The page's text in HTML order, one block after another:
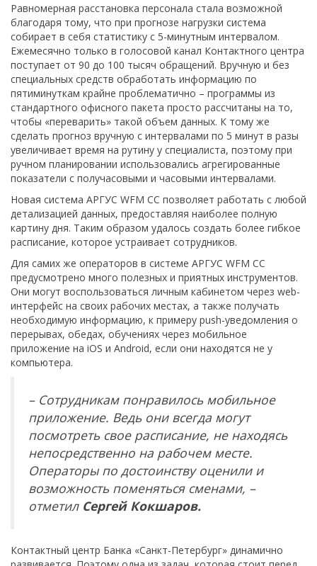
Равномерная расстановка персонала стала возможной
благодаря тому, что при прогнозе нагрузки система
собирает в себя статистику с 5-минутным интервалом.
Ежемесячно только в голосовой канал Контактного центра
поступает от 90 до 100 тысяч обращений. Вручную и без
специальных средств обработать информацию по
пятиминуткам крайне проблематично – программы из
стандартного офисного пакета просто рассчитаны на то,
чтобы «переварить» такой объем данных. К тому же
сделать прогноз вручную с интервалами по 5 минут в разы
увеличивает время на рутину у специалиста, поэтому при
ручном планировании использовались агрегированные
показатели с получасовыми и часовыми интервалами.
Новая система АРГУС WFM CC позволяет работать с любой
детализацией данных, предоставляя наиболее полную
картину дня. Таким образом удалось создать более гибкое
расписание, которое устраивает сотрудников.
Для самих же операторов в системе АРГУС WFM CC
предусмотрено много полезных и приятных инструментов.
Они могут воспользоваться личным кабинетом через web-
интерфейс на своих рабочих местах, а также получать
необходимую информацию, к примеру push-уведомления о
перерывах, обедах, обучениях через мобильное
приложение на iOS и Android, если они находятся не у
компьютера.
– Сотрудникам понравилось мобильное
приложение. Ведь они всегда могут
посмотреть свое расписание, не находясь
непосредственно на рабочем месте.
Операторы по достоинству оценили и
возможность поменяться сменами, –
отметил Сергей Кокшаров.
Контактный центр Банка «Санкт-Петербург» динамично